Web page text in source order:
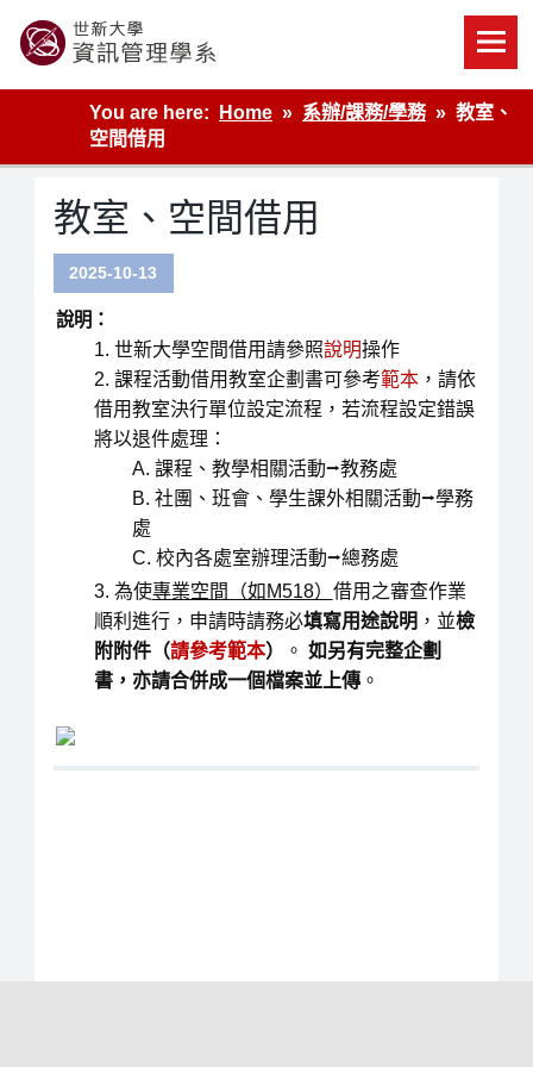
content
世新大學資管系網站
You are here:
Home 系辦/課務/學務
教室、
空間借用
教室、空間借用
2025-10-13
說明：
世新大學空間借用請參照說明操作
課程活動借用教室企劃書可參考範本，請依
借用教室決行單位設定流程，若流程設定錯誤
將以退件處理：
課程、教學相關活動⭢教務處
社團、班會、學生課外相關活動⭢學務
處
校內各處室辦理活動⭢總務處
為使專業空間（如M518） 借用之審查作業
順利進行，申請時請務必填寫用途說明 ，並檢
附附件（請參考範本） 。 如另有完整企劃
書，亦請合併成一個檔案並上傳。